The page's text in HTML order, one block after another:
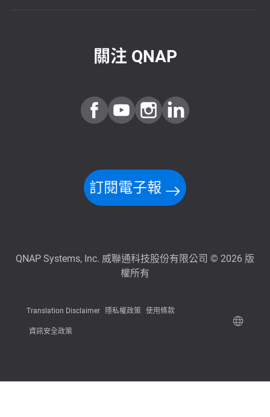
關注 QNAP
訂閱電子報
QNAP Systems, Inc. 威聯通科技股份有限公司 © 2026 版
權所有
Translation Disclaimer 隱私權政策 使用條款
資訊安全政策